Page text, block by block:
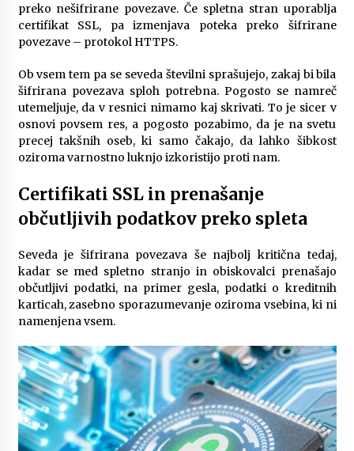
3 months ago
3 months ago
Delovanje DPF filtra za avto in kaj storiti, ko
odpove
4 months ago
Različne vrste strešnih nosilcev za avto in
njihove prednosti
Ključne lastnosti električnih agregatov, ki jih je
dobro poznati pred nakupom
6 months ago
Infrardeče ogrevanje in njegova varnost
6 months ago
Kaj morate vedeti o ileostomi?
7 months ago
preko nešifrirane povezave. Če spletna stran uporablja
certifikat SSL, pa izmenjava poteka preko šifrirane
povezave – protokol HTTPS.
Ob vsem tem pa se seveda številni sprašujejo, zakaj bi bila
šifrirana povezava sploh potrebna. Pogosto se namreč
utemeljuje, da v resnici nimamo kaj skrivati. To je sicer v
osnovi povsem res, a pogosto pozabimo, da je na svetu
precej takšnih oseb, ki samo čakajo, da lahko šibkost
oziroma varnostno luknjo izkoristijo proti nam.
Certifikati SSL in prenašanje
občutljivih podatkov preko spleta
Seveda je šifrirana povezava še najbolj kritična tedaj,
kadar se med spletno stranjo in obiskovalci prenašajo
občutljivi podatki, na primer gesla, podatki o kreditnih
karticah, zasebno sporazumevanje oziroma vsebina, ki ni
namenjena vsem.